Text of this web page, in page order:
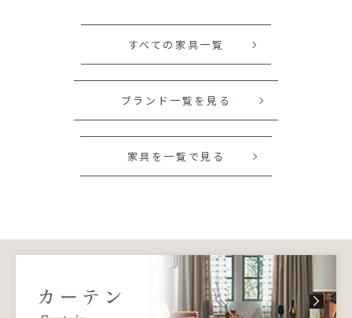
すべての家具一覧
ブランド一覧を見る
家具を一覧で見る